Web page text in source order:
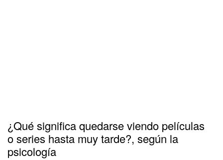
¿Qué significa quedarse viendo películas
o series hasta muy tarde?, según la
psicología